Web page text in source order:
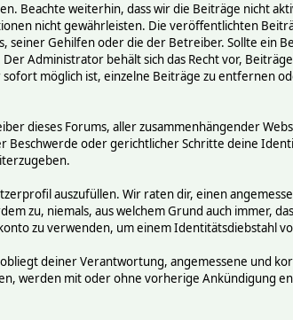
Beachte weiterhin, dass wir die Beiträge nicht
nicht gewährleisten. Die veröffentlichten
seiner Gehilfen oder die der Betreiber. Sollte ein
Administrator behält sich das Recht vor,
möglich ist, einzelne Beiträge zu entfernen
dieses Forums, aller zusammenhängender
Beschwerde oder gerichtlicher Schritte deine
auszufüllen. Wir raten dir, einen
zu, niemals, aus welchem Grund auch immer,
zu verwenden, um einem Identitätsdiebstahl
deiner Verantwortung, angemessene und
werden mit oder ohne vorherige Ankündigung